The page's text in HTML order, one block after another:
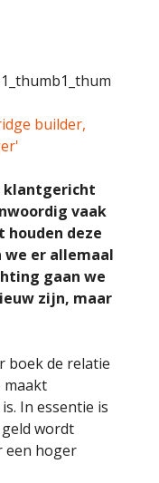
builder,
klantgericht
vaak
houden deze
er allemaal
gaan we
zijn, maar
boek de relatie
maakt
In essentie is
wordt
een hoger